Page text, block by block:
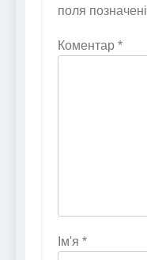
поля позначені
Коментар *
Ім'я *